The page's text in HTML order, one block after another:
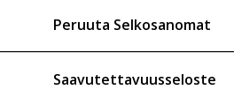
Peruuta Selkosanomat
Saavutettavuusseloste